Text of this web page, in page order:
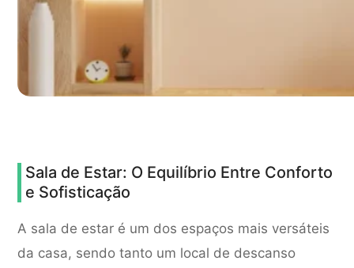
Sala de Estar: O Equilíbrio Entre Conforto
e Sofisticação
A sala de estar é um dos espaços mais versáteis
da casa, sendo tanto um local de descanso